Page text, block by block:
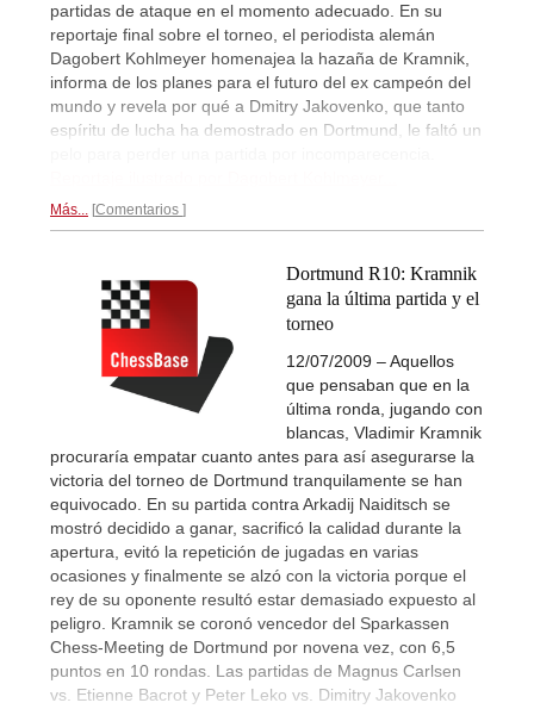
partidas de ataque en el momento adecuado. En su
reportaje final sobre el torneo, el periodista alemán
Dagobert Kohlmeyer homenajea la hazaña de Kramnik,
informa de los planes para el futuro del ex campeón del
mundo y revela por qué a Dmitry Jakovenko, que tanto
espíritu de lucha ha demostrado en Dortmund, le faltó un
Más... Comentarios
Dortmund R10: Kramnik
gana la última partida y el
torneo
12/07/2009 – Aquellos
que pensaban que en la
última ronda, jugando con
blancas, Vladimir Kramnik
procuraría empatar cuanto antes para así asegurarse la
victoria del torneo de Dortmund tranquilamente se han
equivocado. En su partida contra Arkadij Naiditsch se
mostró decidido a ganar, sacrificó la calidad durante la
apertura, evitó la repetición de jugadas en varias
ocasiones y finalmente se alzó con la victoria porque el
rey de su oponente resultó estar demasiado expuesto al
peligro. Kramnik se coronó vencedor del Sparkassen
Chess-Meeting de Dortmund por novena vez, con 6,5
puntos en 10 rondas. Las partidas de Magnus Carlsen
vs. Etienne Bacrot y Peter Leko vs. Dimitry Jakovenko